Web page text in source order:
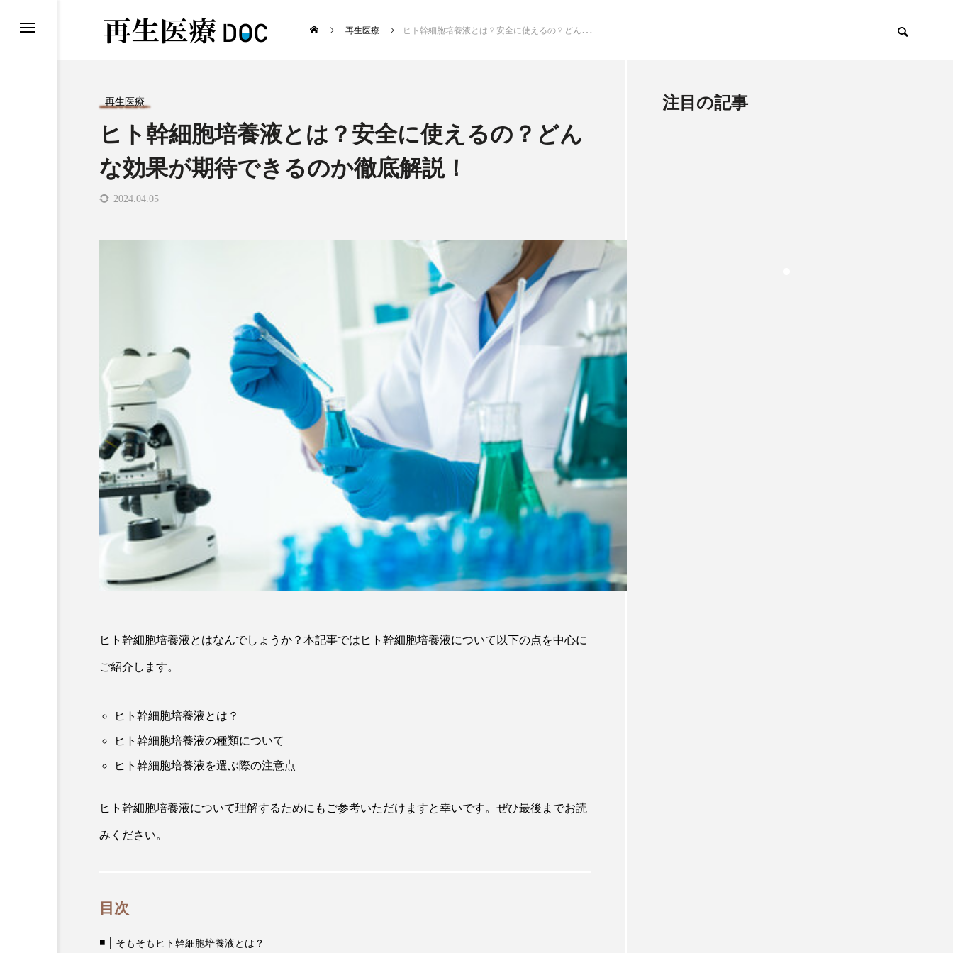
再生医療
AGAは予防できる？予防方法と治
療法、生活習慣の見直し方を紹介
します
2025.03.08
注目のトピック
再生医療 ヒト幹細胞培養液とは？安全に使えるの？どんな効果が期待できるのか徹底解説！
再生医療
ヒト幹細胞培養液とは？安全に使えるの？どん
な効果が期待できるのか徹底解説！
2024.04.05
ヒト幹細胞培養液とはなんでしょうか？本記事ではヒト幹細胞培養液について以下の点を中心に
ご紹介します。
ヒト幹細胞培養液とは？
ヒト幹細胞培養液の種類について
ヒト幹細胞培養液を選ぶ際の注意点
ヒト幹細胞培養液について理解するためにもご参考いただけますと幸いです。ぜひ最後までお読
みください。
目次
そもそもヒト幹細胞培養液とは？
注目の記事